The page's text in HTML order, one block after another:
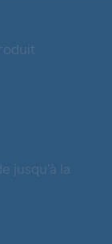
jusqu'à la